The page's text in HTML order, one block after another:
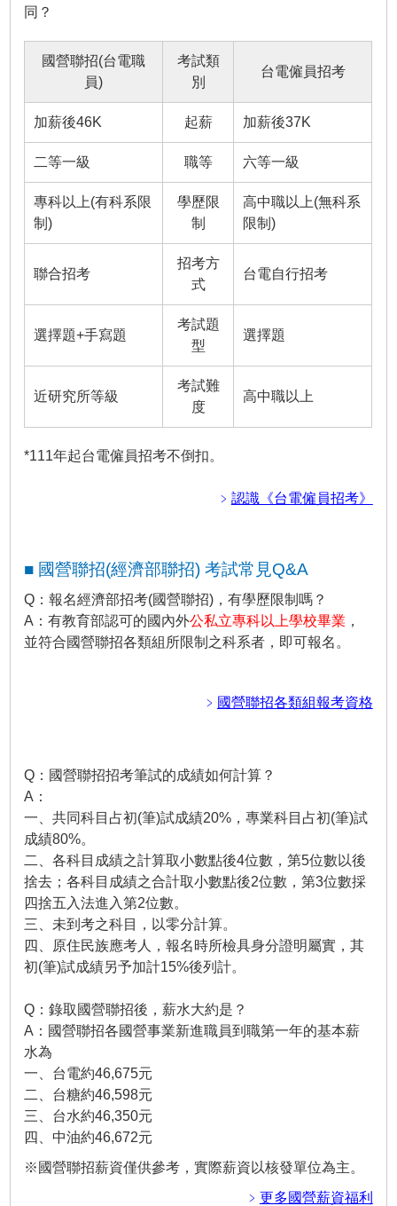
同？
國營聯招(台電職
員)
考試類
別
台電僱員招考
加薪後46K 起薪 加薪後37K
二等一級 職等 六等一級
專科以上(有科系限
制)
學歷限
制
高中職以上(無科系
限制)
聯合招考
招考方
式
台電自行招考
選擇題+手寫題
考試題
型
選擇題
近研究所等級
考試難
度
高中職以上
*111年起台電僱員招考不倒扣。
﹥ 認識《台電僱員招考》
■ 國營聯招(經濟部聯招) 考試常見Q&A
Q：報名經濟部招考(國營聯招)，有學歷限制嗎？
A：有教育部認可的國內外公私立專科以上學校畢業 ，
並符合國營聯招各類組所限制之科系者，即可報名。
﹥ 國營聯招各類組報考資格
Q：國營聯招招考筆試的成績如何計算？
A：
一、共同科目占初(筆)試成績20%，專業科目占初(筆)試
成績80%。
二、各科目成績之計算取小數點後4位數，第5位數以後
捨去；各科目成績之合計取小數點後2位數，第3位數採
四捨五入法進入第2位數。
三、未到考之科目，以零分計算。
四、原住民族應考人，報名時所檢具身分證明屬實，其
初(筆)試成績另予加計15%後列計。
Q：錄取國營聯招後，薪水大約是？
A：國營聯招各國營事業新進職員到職第一年的基本薪
水為
一、台電約46,675元
二、台糖約46,598元
三、台水約46,350元
四、中油約46,672元
※國營聯招薪資僅供參考，實際薪資以核發單位為主。
﹥ 更多國營薪資福利